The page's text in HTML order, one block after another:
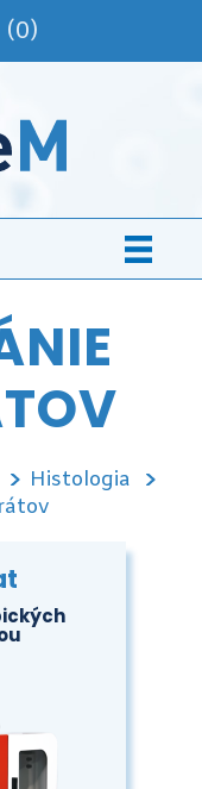
(0)
Histologia